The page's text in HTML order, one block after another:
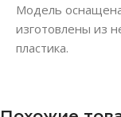
Модель
изготовлены из
пластика.